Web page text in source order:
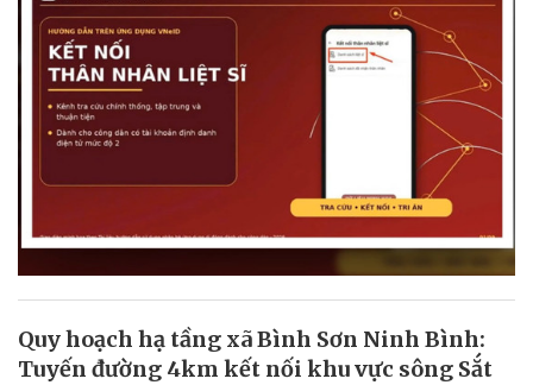
Quy hoạch hạ tầng xã Bình Sơn Ninh Bình:
Tuyến đường 4km kết nối khu vực sông Sắt